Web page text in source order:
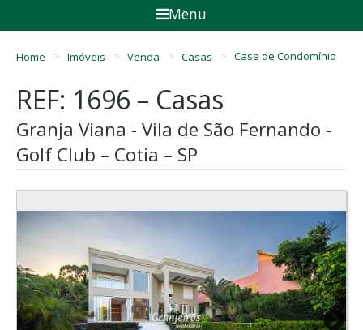
Menu
Home Imóveis Venda Casas Casa de Condomínio
REF: 1696 – Casas
Granja Viana - Vila de São Fernando -
Golf Club – Cotia – SP